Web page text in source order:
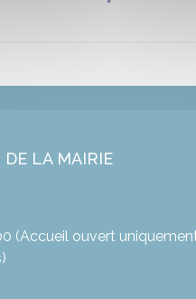
DE LA MAIRIE
(Accueil ouvert